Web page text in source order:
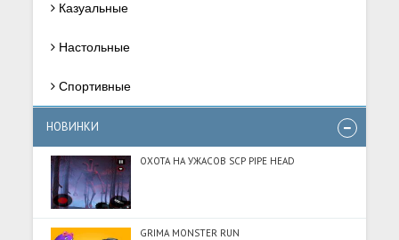
Казуальные
Настольные
Спортивные
НОВИНКИ
ОХОТА НА УЖАСОВ SCP PIPE HEAD
GRIMA MONSTER RUN